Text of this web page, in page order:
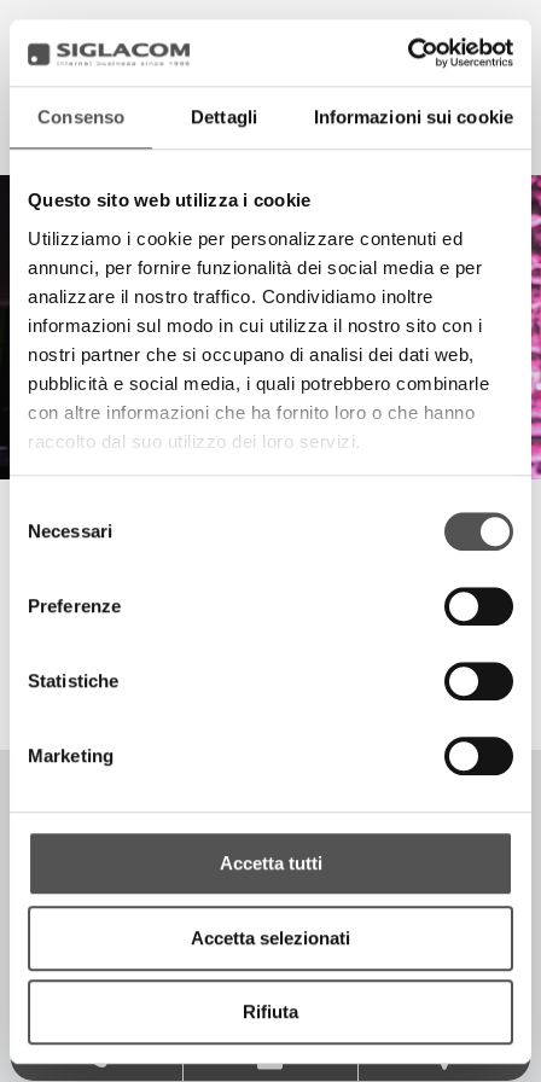
Consenso Dettagli Informazioni sui cookie
Questo sito web utilizza i cookie
Utilizziamo i cookie per personalizzare contenuti ed
annunci, per fornire funzionalità dei social media e per
analizzare il nostro traffico. Condividiamo inoltre
informazioni sul modo in cui utilizza il nostro sito con i
nostri partner che si occupano di analisi dei dati web,
pubblicità e social media, i quali potrebbero combinarle
con altre informazioni che ha fornito loro o che hanno
raccolto dal suo utilizzo dei loro servizi.
delNecessari
Preferenze
Statistiche
Marketing
Accetta tutti
Accetta selezionati
Rifiuta
EN IT
PROGETTI
SIGLACOM
MARCO RIZZI
TOP RICERCHE
COPYRIGHT © 1996-2026 SIGLACOM - ALL RIGHTS RESERVED. - P.IVA
[PRIVACY POLICY]
[MODIFICA IMPOSTAZIONI COOKIE]